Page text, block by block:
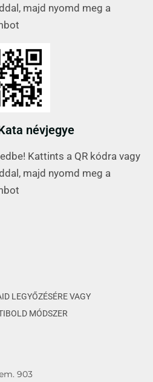
majd nyomd meg a
névjegye
Kattints a QR kódra vagy
majd nyomd meg a
LEGYŐZÉSÉRE VAGY
MÓDSZER
903